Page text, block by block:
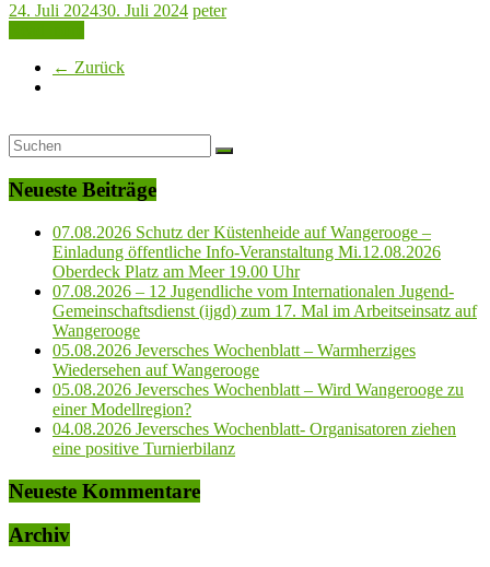
24. Juli 202430. Juli 2024 peter
← Zurück
Neueste Beiträge
07.08.2026 Schutz der Küstenheide auf Wangerooge –
Einladung öffentliche Info-Veranstaltung Mi.12.08.2026
Oberdeck Platz am Meer 19.00 Uhr
07.08.2026 – 12 Jugendliche vom Internationalen Jugend-
Gemeinschaftsdienst (ijgd) zum 17. Mal im Arbeitseinsatz auf
Wangerooge
05.08.2026 Jeversches Wochenblatt – Warmherziges
Wiedersehen auf Wangerooge
05.08.2026 Jeversches Wochenblatt – Wird Wangerooge zu
einer Modellregion?
04.08.2026 Jeversches Wochenblatt- Organisatoren ziehen
eine positive Turnierbilanz
Neueste Kommentare
Archiv